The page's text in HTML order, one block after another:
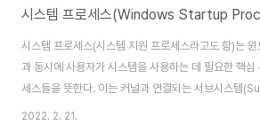
시스템 프로세스(시스템 지원 프로세스라고도 함)는
과 동시에 사용자가 시스템을 사용하는 데 필요한 핵심
세스들을 뜻한다. 이는 커널과 연결되는 서브시스템
거나, 관리하는 역할을 한다. 한마디로 운영체제를 사용
2022. 2. 21.